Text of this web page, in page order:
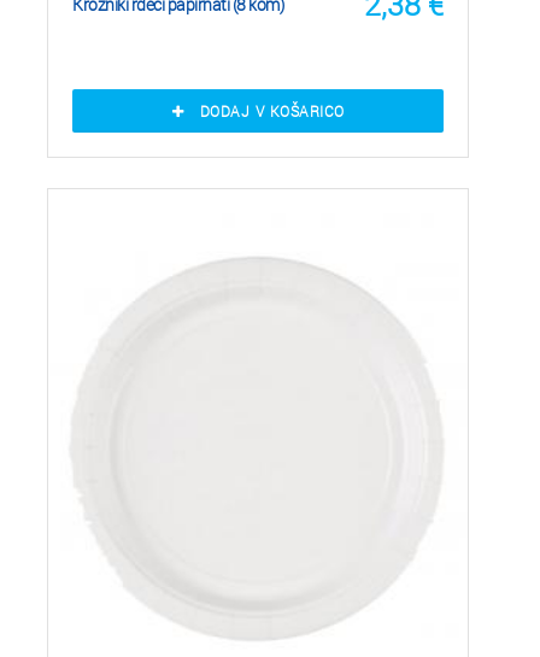
DODAJ V KOŠARICO